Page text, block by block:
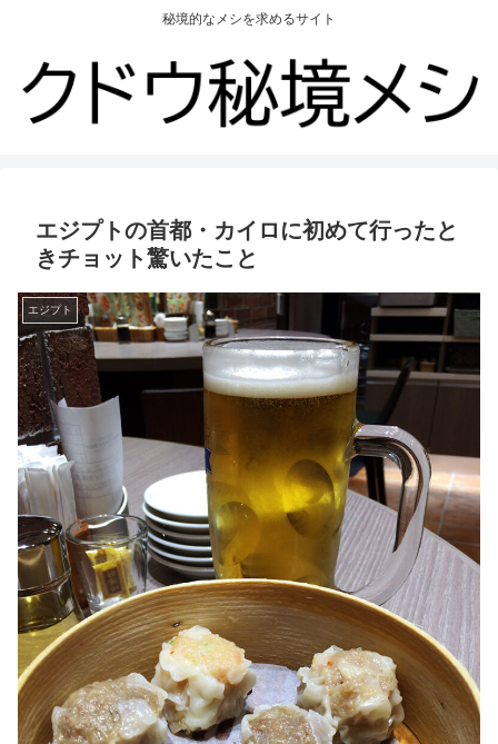
秘境的なメシを求めるサイト
エジプトの首都・カイロに初めて行ったと
きチョット驚いたこと
エジプト